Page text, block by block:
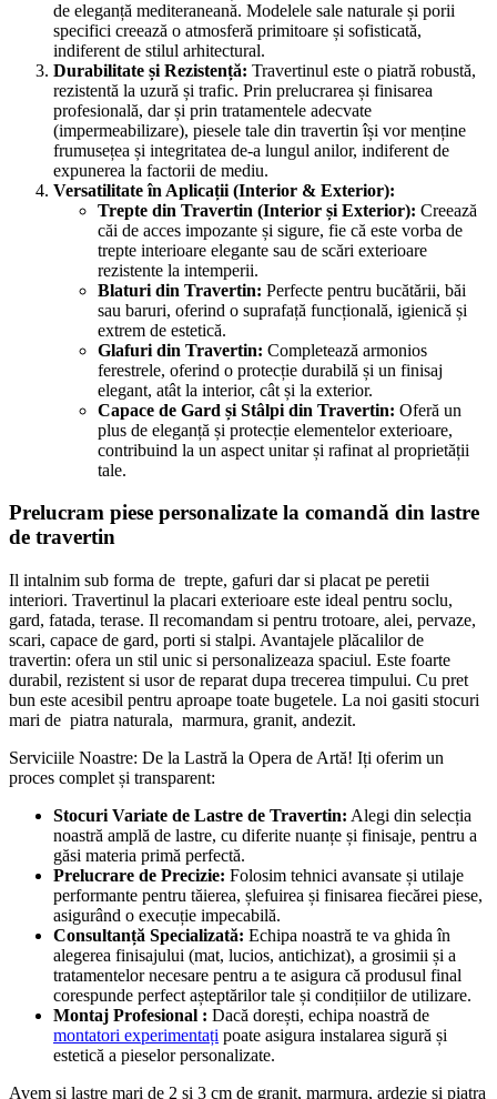
de eleganță mediteraneană. Modelele sale naturale și porii
specifici creează o atmosferă primitoare și sofisticată,
indiferent de stilul arhitectural.
Durabilitate și Rezistență: Travertinul este o piatră robustă,
rezistentă la uzură și trafic. Prin prelucrarea și finisarea
profesională, dar și prin tratamentele adecvate
(impermeabilizare), piesele tale din travertin își vor menține
frumusețea și integritatea de-a lungul anilor, indiferent de
expunerea la factorii de mediu.
Versatilitate în Aplicații (Interior & Exterior):
Trepte din Travertin (Interior și Exterior): Creează
căi de acces impozante și sigure, fie că este vorba de
trepte interioare elegante sau de scări exterioare
rezistente la intemperii.
Blaturi din Travertin: Perfecte pentru bucătării, băi
sau baruri, oferind o suprafață funcțională, igienică și
extrem de estetică.
Glafuri din Travertin: Completează armonios
ferestrele, oferind o protecție durabilă și un finisaj
elegant, atât la interior, cât și la exterior.
Capace de Gard și Stâlpi din Travertin: Oferă un
plus de eleganță și protecție elementelor exterioare,
contribuind la un aspect unitar și rafinat al proprietății
tale.
Prelucram piese personalizate la comandă din lastre
de travertin
Il intalnim sub forma de trepte, gafuri dar si placat pe peretii
interiori. Travertinul la placari exterioare este ideal pentru soclu,
gard, fatada, terase. Il recomandam si pentru trotoare, alei, pervaze,
scari, capace de gard, porti si stalpi. Avantajele plăcalilor de
travertin: ofera un stil unic si personalizeaza spaciul. Este foarte
durabil, rezistent si usor de reparat dupa trecerea timpului. Cu pret
bun este acesibil pentru aproape toate bugetele. La noi gasiti stocuri
mari de piatra naturala, marmura, granit, andezit.
Serviciile Noastre: De la Lastră la Opera de Artă! Iți oferim un
proces complet și transparent:
Stocuri Variate de Lastre de Travertin: Alegi din selecția
noastră amplă de lastre, cu diferite nuanțe și finisaje, pentru a
găsi materia primă perfectă.
Prelucrare de Precizie: Folosim tehnici avansate și utilaje
performante pentru tăierea, șlefuirea și finisarea fiecărei piese,
asigurând o execuție impecabilă.
Consultanță Specializată: Echipa noastră te va ghida în
alegerea finisajului (mat, lucios, antichizat), a grosimii și a
tratamentelor necesare pentru a te asigura că produsul final
corespunde perfect așteptărilor tale și condițiilor de utilizare.
Montaj Profesional : Dacă dorești, echipa noastră de
montatori experimentați poate asigura instalarea sigură și
estetică a pieselor personalizate.
Avem si lastre mari de 2 si 3 cm de granit, marmura, ardezie si piatra